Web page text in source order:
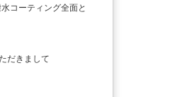
コーティング全面と
だきまして